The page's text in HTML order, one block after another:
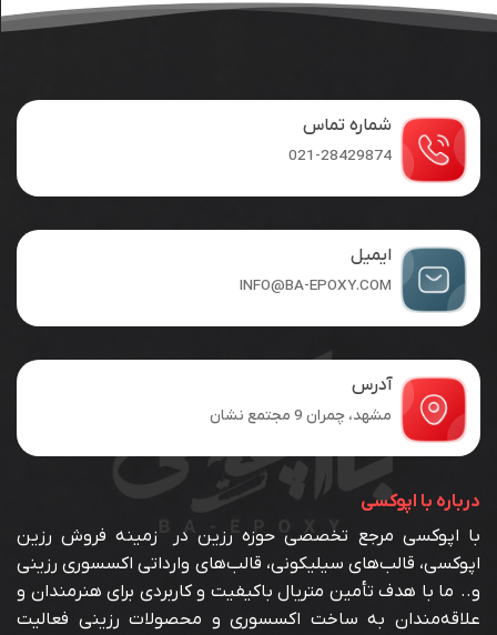
شماره تماس
021-28429874
ایمیل
INFO@BA-EPOXY.COM
آدرس
مشهد، چمران 9 مجتمع نشان
درباره با اپوکسی
با اپوکسی مرجع تخصصی حوزه رزین در زمینه فروش رزین
اپوکسی، قالب‌های سیلیکونی، قالب‌های وارداتی اکسسوری رزینی
و.. ما با هدف تأمین متریال باکیفیت و کاربردی برای هنرمندان و
علاقه‌مندان به ساخت اکسسوری و محصولات رزینی فعالیت